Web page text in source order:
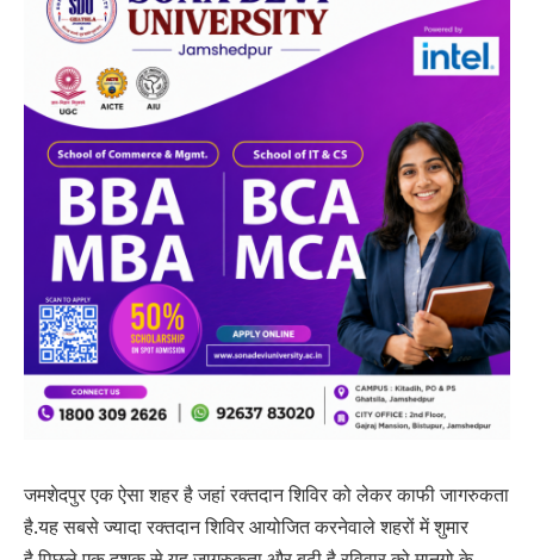
जमशेदपुर एक ऐसा शहर है जहां रक्तदान शिविर को लेकर काफी जागरुकता
है.यह सबसे ज्यादा रक्तदान शिविर आयोजित करनेवाले शहरों में शुमार